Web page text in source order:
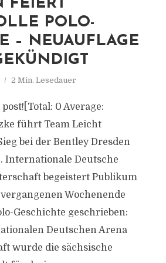
FEIERT
POLO-
– NEUAUFLAGE
2 Min. Lesedauer
0 Average:
führt Team Leicht
bei der Bentley Dresden
Internationale Deutsche
begeistert Publikum
Wochenende
Geschichte geschrieben:
Deutschen Arena
wurde die sächsische